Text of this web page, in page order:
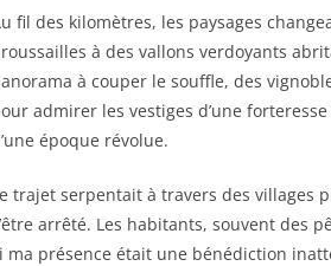
fil des kilomètres, les paysages
à des vallons verdoyants
à couper le souffle, des
admirer les vestiges d’une
époque révolue.
trajet serpentait à travers des villages
arrêté. Les habitants, souvent des
ma présence était une bénédiction